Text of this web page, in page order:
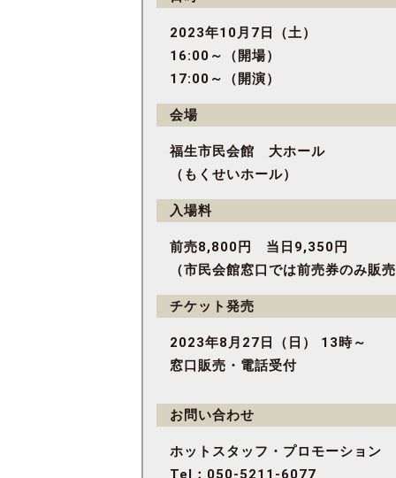
2023年10月7日（土）
16:00～（開場）
17:00～（開演）
会場
福生市民会館 大ホール
（もくせいホール）
入場料
前売8,800円 当日9,350円
（市民会館窓口では前売券のみ販
チケット発売
2023年8月27日（日） 13時～
窓口販売・電話受付
お問い合わせ
ホットスタッフ・プロモーション
Tel：050-5211-6077